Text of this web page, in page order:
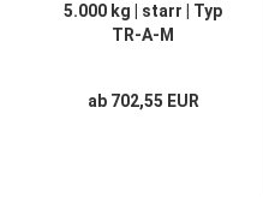
5.000 kg | starr | Typ
TR-A-M
ab 702,55 EUR